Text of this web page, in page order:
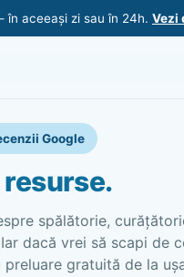
aceeași zi sau în 24h. Vezi
Google
resurse.
spălătorie,
dacă vrei să scapi de
gratuită de la